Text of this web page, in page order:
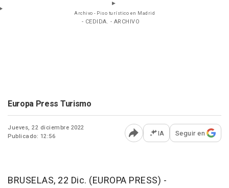
Archivo - Piso turístico en Madrid
- CEDIDA. - ARCHIVO
Europa Press Turismo
Jueves, 22 diciembre 2022
Publicado: 12:56
Abrir opciones para
IA Seguir en
BRUSELAS, 22 Dic. (EUROPA PRESS) -